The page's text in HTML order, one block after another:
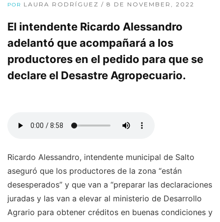
POR LAURA RODRÍGUEZ / 8 DE NOVEMBER, 2022
El intendente Ricardo Alessandro
adelantó que acompañará a los
productores en el pedido para que se
declare el Desastre Agropecuario.
Ricardo Alessandro, intendente municipal de Salto
aseguró que los productores de la zona “están
desesperados” y que van a “preparar las declaraciones
juradas y las van a elevar al ministerio de Desarrollo
Agrario para obtener créditos en buenas condiciones y